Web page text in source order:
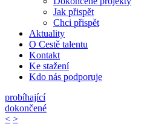
Jak přispět
Chci přispět
Aktuality
O Cestě talentu
Kontakt
Ke stažení
Kdo nás podporuje
probíhající
dokončené
< >